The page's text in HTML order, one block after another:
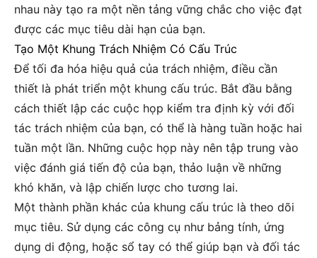
nhau này tạo ra một nền tảng vững chắc cho việc đạt
được các mục tiêu dài hạn của bạn.
Tạo Một Khung Trách Nhiệm Có Cấu Trúc
Để tối đa hóa hiệu quả của trách nhiệm, điều cần
thiết là phát triển một khung cấu trúc. Bắt đầu bằng
cách thiết lập các cuộc họp kiểm tra định kỳ với đối
tác trách nhiệm của bạn, có thể là hàng tuần hoặc hai
tuần một lần. Những cuộc họp này nên tập trung vào
việc đánh giá tiến độ của bạn, thảo luận về những
khó khăn, và lập chiến lược cho tương lai.
Một thành phần khác của khung cấu trúc là theo dõi
mục tiêu. Sử dụng các công cụ như bảng tính, ứng
dụng di động, hoặc sổ tay có thể giúp bạn và đối tác